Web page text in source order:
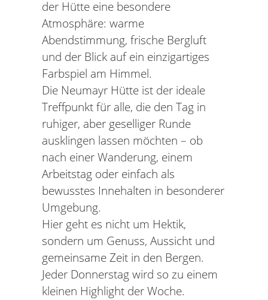
der Hütte eine besondere
Atmosphäre: warme
Abendstimmung, frische Bergluft
und der Blick auf ein einzigartiges
Farbspiel am Himmel.
Die Neumayr Hütte ist der ideale
Treffpunkt für alle, die den Tag in
ruhiger, aber geselliger Runde
ausklingen lassen möchten – ob
nach einer Wanderung, einem
Arbeitstag oder einfach als
bewusstes Innehalten in besonderer
Umgebung.
Hier geht es nicht um Hektik,
sondern um Genuss, Aussicht und
gemeinsame Zeit in den Bergen.
Jeder Donnerstag wird so zu einem
kleinen Highlight der Woche.